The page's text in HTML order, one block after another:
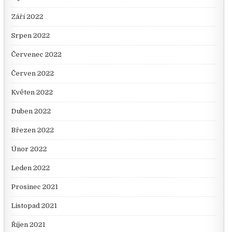
Září 2022
Srpen 2022
Červenec 2022
Červen 2022
Květen 2022
Duben 2022
Březen 2022
Únor 2022
Leden 2022
Prosinec 2021
Listopad 2021
Říjen 2021